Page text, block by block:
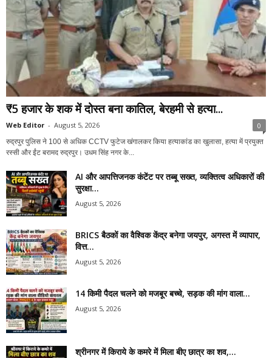
₹5 हजार के शक में दोस्त बना कातिल, बेरहमी से हत्या...
Web Editor - August 5, 2026 0
रुद्रपुर पुलिस ने 100 से अधिक CCTV फुटेज खंगालकर किया हत्याकांड का खुलासा, हत्या में प्रयुक्त
रस्सी और ईंट बरामद रुद्रपुर। उधम सिंह नगर के...
AI और आपत्तिजनक कंटेंट पर तब्बू सख्त, व्यक्तित्व अधिकारों की
सुरक्षा...
August 5, 2026
BRICS बैठकों का वैश्विक केंद्र बनेगा जयपुर, अगस्त में व्यापार,
वित्त...
August 5, 2026
14 किमी पैदल चलने को मजबूर बच्चे, सड़क की मांग वाला...
August 5, 2026
श्रीनगर में किराये के कमरे में मिला बीए छात्र का शव,...